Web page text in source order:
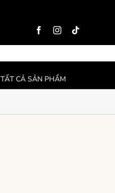
TẤT CẢ SẢN PHẨM